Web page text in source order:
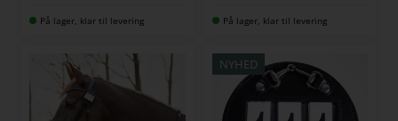
På lager, klar til levering På lager, klar til levering
NYHED